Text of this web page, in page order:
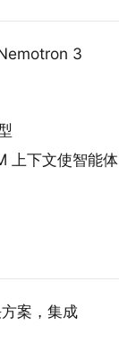
3
上下文使智能体
案，集成